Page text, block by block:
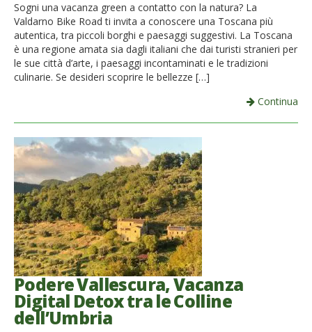
Sogni una vacanza green a contatto con la natura? La
Valdarno Bike Road ti invita a conoscere una Toscana più
autentica, tra piccoli borghi e paesaggi suggestivi. La Toscana
è una regione amata sia dagli italiani che dai turisti stranieri per
le sue città d’arte, i paesaggi incontaminati e le tradizioni
culinarie. Se desideri scoprire le bellezze […]
Continua
Podere Vallescura, Vacanza
Digital Detox tra le Colline
dell’Umbria